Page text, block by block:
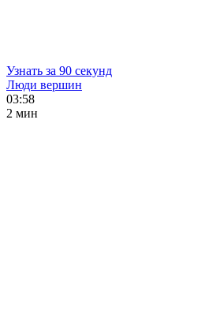
Узнать за 90 секунд
Люди вершин
03:58
2 мин